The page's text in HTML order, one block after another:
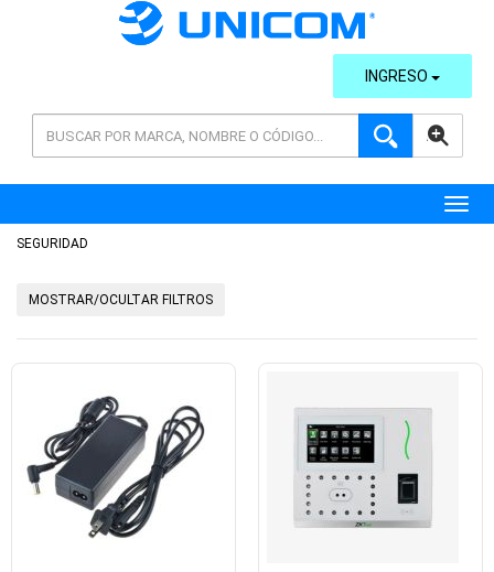
AVANZADA
INGRESO
SEGURIDAD
MOSTRAR/OCULTAR FILTROS